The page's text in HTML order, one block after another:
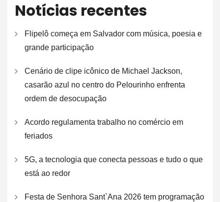
Notícias recentes
Flipelô começa em Salvador com música, poesia e
grande participação
Cenário de clipe icônico de Michael Jackson,
casarão azul no centro do Pelourinho enfrenta
ordem de desocupação
Acordo regulamenta trabalho no comércio em
feriados
5G, a tecnologia que conecta pessoas e tudo o que
está ao redor
Festa de Senhora Sant`Ana 2026 tem programação